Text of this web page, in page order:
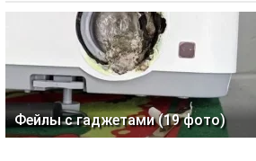
Фейлы с гаджетами (19 фото)